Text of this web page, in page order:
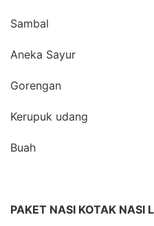
Sambal
Aneka Sayur
Gorengan
Kerupuk udang
Buah
PAKET NASI KOTAK NASI